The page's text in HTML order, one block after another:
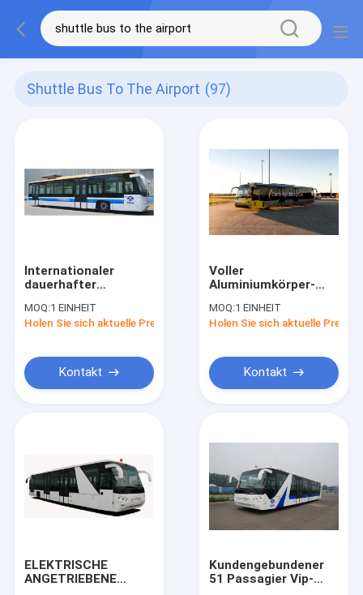
Shuttle Bus To The Airport (97)
Internationaler
dauerhafter
Flughafen-Aero Bus
13650mm×2700mm×3178mm
MOQ:1 EINHEIT
Holen Sie sich aktuelle Preis
Kontakt
Voller
Aluminiumkörper-
Drehungs-Radius-
Flughafen-
Aero Bus
MOQ:1 EINHEIT
Holen Sie sich aktuelle Preis
Kontakt
ELEKTRISCHE
ANGETRIEBENE
Kundengebundener
51 Passagier Vip-